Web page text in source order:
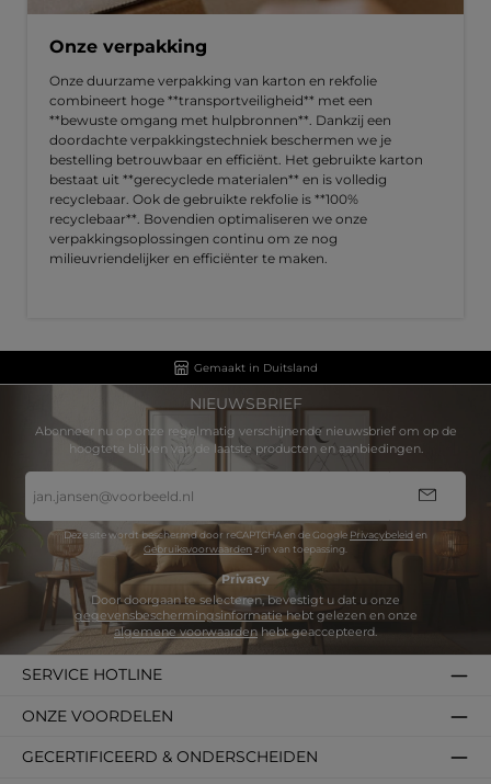
Onze verpakking
Onze duurzame verpakking van karton en rekfolie
combineert hoge **transportveiligheid** met een
**bewuste omgang met hulpbronnen**. Dankzij een
doordachte verpakkingstechniek beschermen we je
bestelling betrouwbaar en efficiënt. Het gebruikte karton
bestaat uit **gerecyclede materialen** en is volledig
recyclebaar. Ook de gebruikte rekfolie is **100%
recyclebaar**. Bovendien optimaliseren we onze
verpakkingsoplossingen continu om ze nog
milieuvriendelijker en efficiënter te maken.
Gemaakt in Duitsland
NIEUWSBRIEF
Abonneer nu op onze regelmatig verschijnende nieuwsbrief om op de
hoogtete blijven van de laatste producten en aanbiedingen.
mailadres
*
Deze site wordt beschermd door reCAPTCHA en de Google Privacybeleid en
Gebruiksvoorwaarden zijn van toepassing.
Privacy
gegevensbeschermingsinformatie
algemene voorwaardenhebt geaccepteerd.
SERVICE HOTLINE
GECERTIFICEERD & ONDERSCHEIDEN
ONZE VOORDELEN